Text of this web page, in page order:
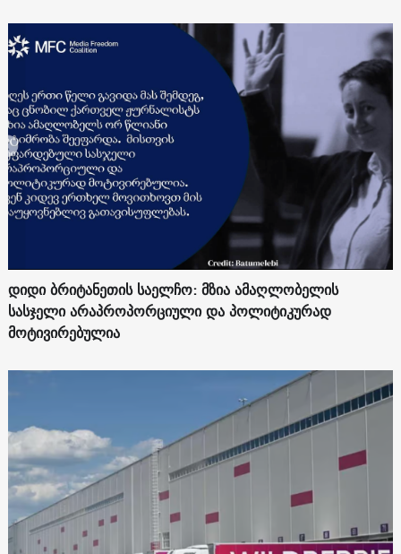
დიდი ბრიტანეთის საელჩო: მზია ამაღლობელის
სასჯელი არაპროპორციული და პოლიტიკურად
მოტივირებულია